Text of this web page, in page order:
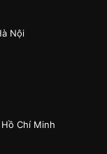
Nội
Chí Minh